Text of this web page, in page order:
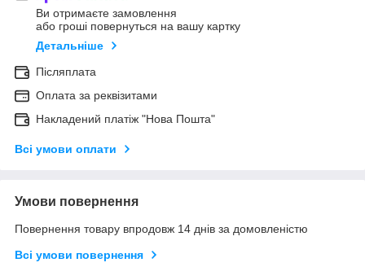
Ви отримаєте замовлення
або гроші повернуться на вашу картку
Детальніше
Післяплата
Оплата за реквізитами
Накладений платіж "Нова Пошта"
Всі умови оплати
Умови повернення
Повернення товару впродовж 14 днів за домовленістю
Всі умови повернення